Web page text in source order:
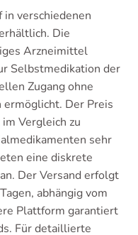
verschiedenen
Die
Arzneimittel
Selbstmedikation der
Zugang ohne
Der Preis
Vergleich zu
sehr
eine diskrete
Der Versand erfolgt
abhängig vom
Plattform garantiert
Für detaillierte